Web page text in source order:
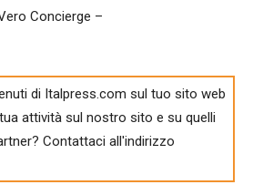
Concierge –
di Italpress.com sul tuo sito web
attività sul nostro sito e su quelli
Contattaci all'indirizzo